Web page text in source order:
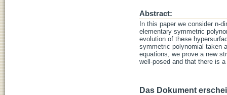
Abstract:
In this paper we consider n-
elementary symmetric
evolution of these
symmetric polynomial taken
equations, we prove a new
well-posed and that there is
Das Dokument